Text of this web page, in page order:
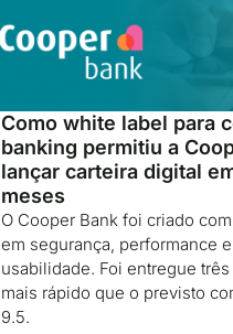
Como white label para
banking permitiu a
lançar carteira digital
meses
O Cooper Bank foi criado
em segurança, performance e
usabilidade. Foi entregue
mais rápido que o previsto
9.5.